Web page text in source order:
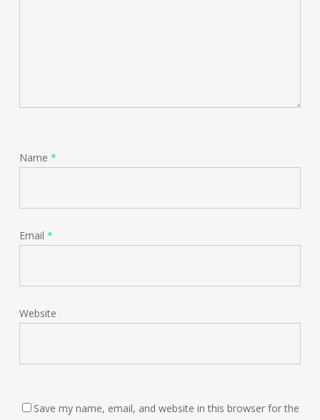
Name *
Email *
Website
Save my name, email, and website in this browser for the